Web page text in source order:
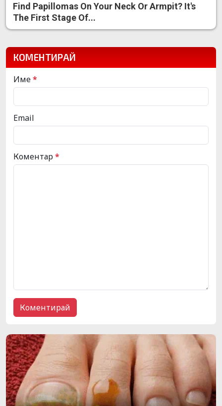
Find Papillomas On Your Neck Or Armpit? It's
The First Stage Of...
КОМЕНТИРАЙ
Име*
Email
Коментар*